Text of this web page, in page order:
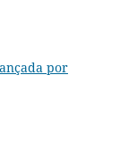
por